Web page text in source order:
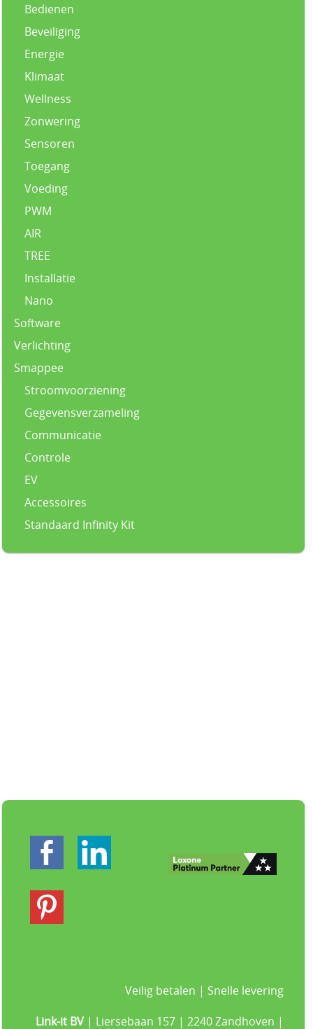
Bedienen
Beveiliging
Energie
Klimaat
Wellness
Zonwering
Sensoren
Toegang
Voeding
PWM
AIR
TREE
Installatie
Nano
Software
Verlichting
Smappee
Stroomvoorziening
Gegevensverzameling
Communicatie
Controle
EV
Accessoires
Standaard Infinity Kit
Veilig betalen | Snelle levering
Link-it BV | Liersebaan 157 | 2240 Zandhoven |